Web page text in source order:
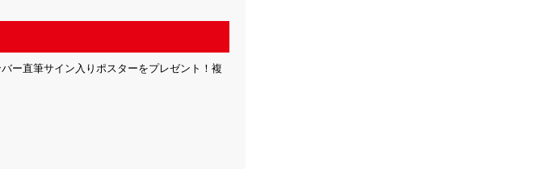
ー直筆サイン入りポスターをプレゼント！複